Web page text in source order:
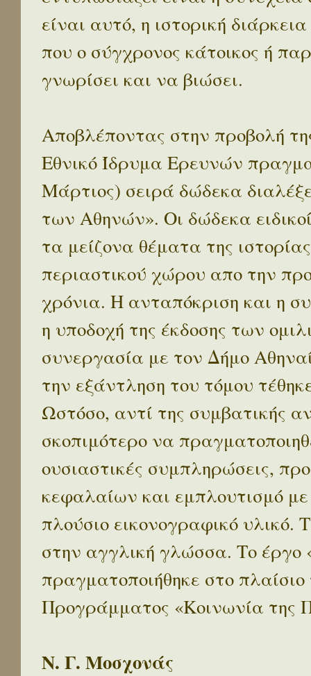
είναι αυτό, η ιστορική
που ο σύγχρονος κάτοικος ή
γνωρίσει και να βιώσει.
Αποβλέποντας στην προβολή
Εθνικό Ίδρυμα Ερευνών
Μάρτιος) σειρά δώδεκα
των Αθηνών». Οι δώδεκα
τα μείζονα θέματα της
περιαστικού χώρου απο την
χρόνια. Η ανταπόκριση και η
η υποδοχή της έκδοσης των
συνεργασία με τον Δήμο
την εξάντληση του τόμου
Ωστόσο, αντί της συμβατικής
σκοπιμότερο να
ουσιαστικές συμπληρώσεις,
κεφαλαίων και εμπλουτισμό
πλούσιο εικονογραφικό
στην αγγλική γλώσσα. Το
πραγματοποιήθηκε στο
Προγράμματος «Κοινωνία της
Ν. Γ. Μοσχονάς